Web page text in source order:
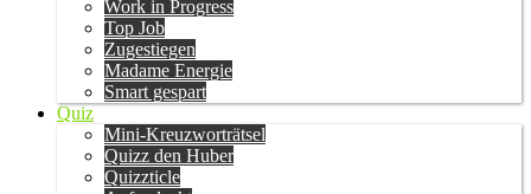
Work in Progress
Top Job
Zugestiegen
Madame Energie
Smart gespart
Quiz
Mini-Kreuzworträtsel
Quizz den Huber
Quizzticle